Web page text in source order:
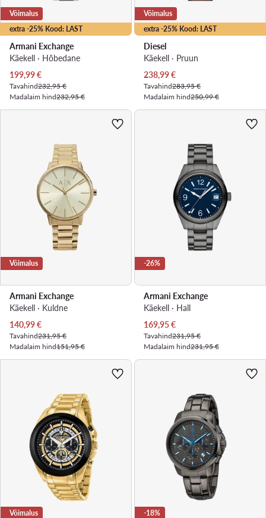
extra -25% Kood: LAST
Võimalus
Armani Exchange
Käekell · Hõbedane
Praegune hind
199,99€
Tavahind232,95 €
Madalaim hind232,95 €
extra -25% Kood: LAST
Võimalus
Diesel
Käekell · Pruun
Praegune hind
238,99€
Tavahind283,95 €
Madalaim hind250,99 €
Võimalus
Armani Exchange
Käekell · Kuldne
Praegune hind
140,99€
Tavahind231,95 €
Madalaim hind151,95 €
-26%
Armani Exchange
Käekell · Hall
Praegune hind
169,95€
Tavahind231,95 €
Madalaim hind231,95 €
Võimalus -18%